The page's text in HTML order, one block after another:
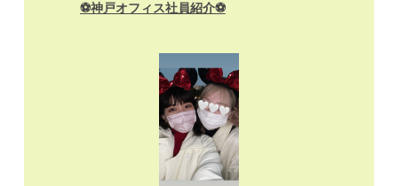
⚽️神戸オフィス社員紹介⚽️